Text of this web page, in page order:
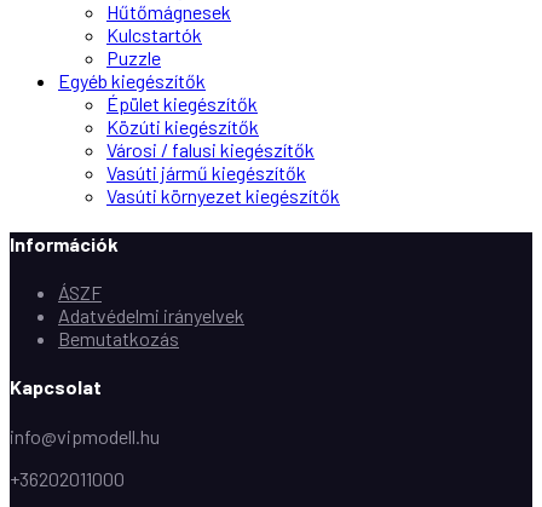
Hűtőmágnesek
Kulcstartók
Puzzle
Egyéb kiegészítők
Épület kiegészítők
Közúti kiegészítők
Városi / falusi kiegészítők
Vasúti jármű kiegészítők
Vasúti környezet kiegészítők
Információk
ÁSZF
Adatvédelmi irányelvek
Bemutatkozás
Kapcsolat
info@vipmodell.hu
+36202011000